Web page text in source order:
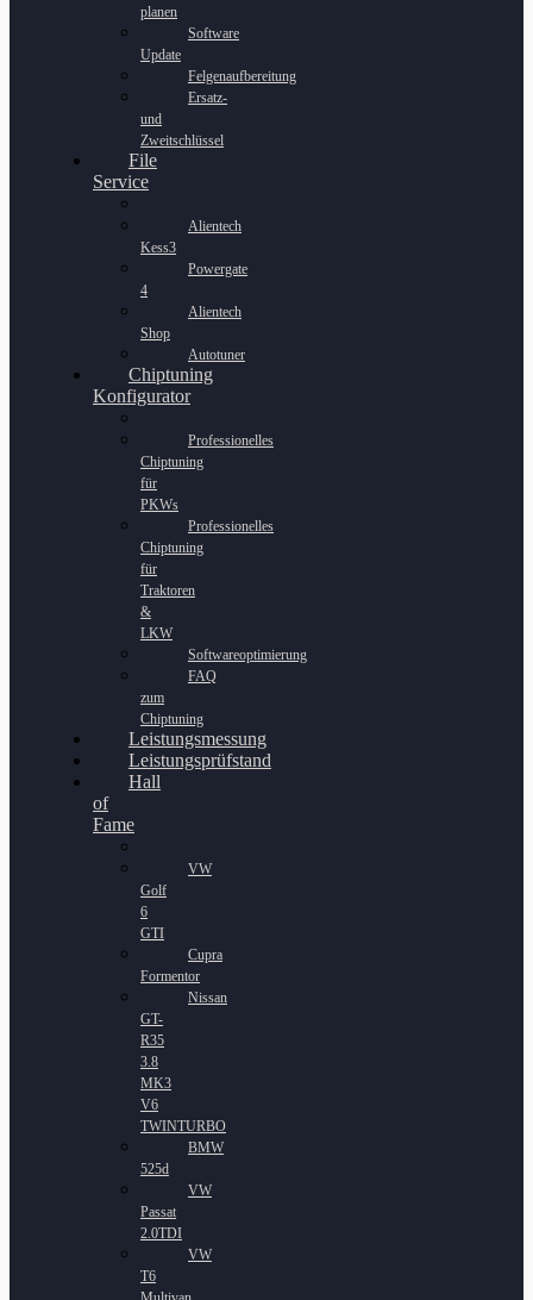
planen
Software
Update
Felgenaufbereitung
Ersatz-
und
Zweitschlüssel
File
Service
Alientech
Kess3
Powergate
4
Alientech
Shop
Autotuner
Chiptuning
Konfigurator
Professionelles
Chiptuning
für
PKWs
Professionelles
Chiptuning
für
Traktoren
&
LKW
Softwareoptimierung
FAQ
zum
Chiptuning
Leistungsmessung
Leistungsprüfstand
Hall
of
Fame
VW
Golf
6
GTI
Cupra
Formentor
Nissan
GT-
R35
3.8
MK3
V6
TWINTURBO
BMW
525d
VW
Passat
2.0TDI
VW
T6